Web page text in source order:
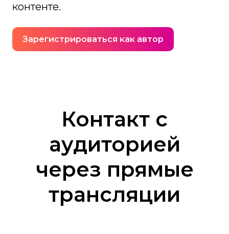
контенте.
Зарегистрироваться как автор
Контакт с
аудиторией
через прямые
трансляции